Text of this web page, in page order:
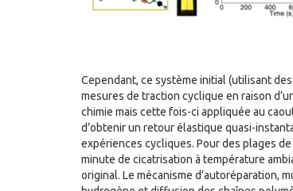
Cependant, ce système initial (utilisant
mesures de traction cyclique en raison
chimie mais cette fois-ci appliquée au
d’obtenir un retour élastique quasi-
expériences cycliques. Pour des plages
minute de cicatrisation à température
original. Le mécanisme d’autoréparation,